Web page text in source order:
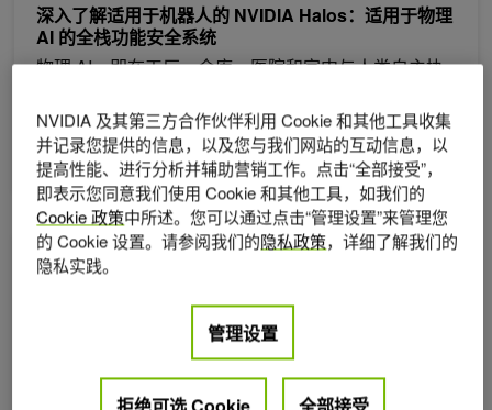
深入了解适用于机器人的 NVIDIA Halos：适用于物理
AI 的全栈功能安全系统
物理 AI—即在工厂、仓库、医院和家中与人类自主协
空间变得越来越非结构化，机器人走出牢笼，
4 MIN READ
使用全卷积网络在 Transformer 模型中模拟注意力机制
NVIDIA 及其第三方合作伙伴利用 Cookie 和其他工具收集
并记录您提供的信息，以及您与我们网站的互动信息，以
提高性能、进行分析并辅助营销工作。点击“全部接受”，
即表示您同意我们使用 Cookie 和其他工具，如我们的
Cookie 政策中所述。您可以通过点击“管理设置”来管理您
的 Cookie 设置。请参阅我们的隐私政策，详细了解我们的
隐私实践。
管理设置